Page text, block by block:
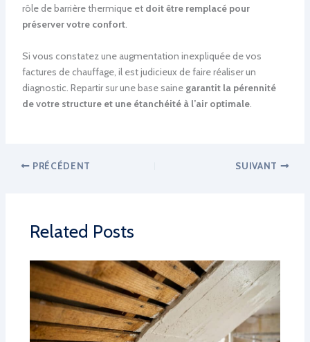
rôle de barrière thermique et doit être remplacé pour
préserver votre confort.
Si vous constatez une augmentation inexpliquée de vos
factures de chauffage, il est judicieux de faire réaliser un
diagnostic. Repartir sur une base saine garantit la pérennité
de votre structure et une étanchéité à l’air optimale.
PRÉCÉDENT SUIVANT
Related Posts